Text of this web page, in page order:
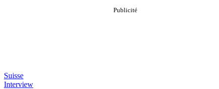
Suisse
Interview